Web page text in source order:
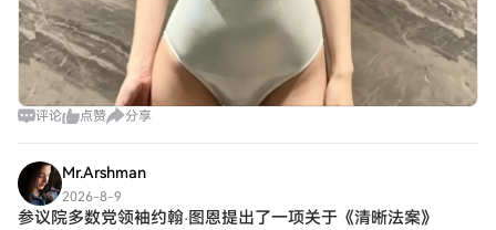
评论 点赞 分享
Mr.Arshman
2026-8-9
参议院多数党领袖约翰·图恩提出了一项关于《清晰法案》